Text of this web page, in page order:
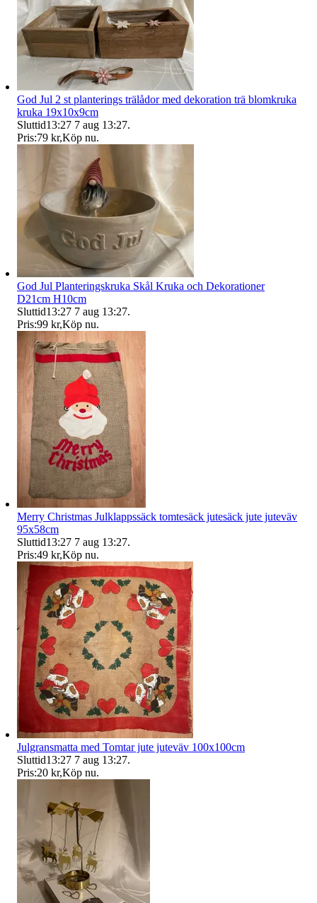
God Jul 2 st planterings trälådor med dekoration trä blomkruka
kruka 19x10x9cm
Sluttid13:27 7 aug 13:27.
Pris:79 kr,Köp nu.
God Jul Planteringskruka Skål Kruka och Dekorationer
D21cm H10cm
Sluttid13:27 7 aug 13:27.
Pris:99 kr,Köp nu.
Merry Christmas Julklappssäck tomtesäck jutesäck jute juteväv
95x58cm
Sluttid13:27 7 aug 13:27.
Pris:49 kr,Köp nu.
Julgransmatta med Tomtar jute juteväv 100x100cm
Sluttid13:27 7 aug 13:27.
Pris:20 kr,Köp nu.